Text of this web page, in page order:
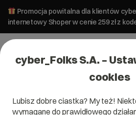
Promocja powitalna dla klientów
internetowy Shoper w cenie 259 zł z
cyber_Folks S.A. –
cookies
Lubisz dobre ciastka? My też!
wymagane do prawidłowego